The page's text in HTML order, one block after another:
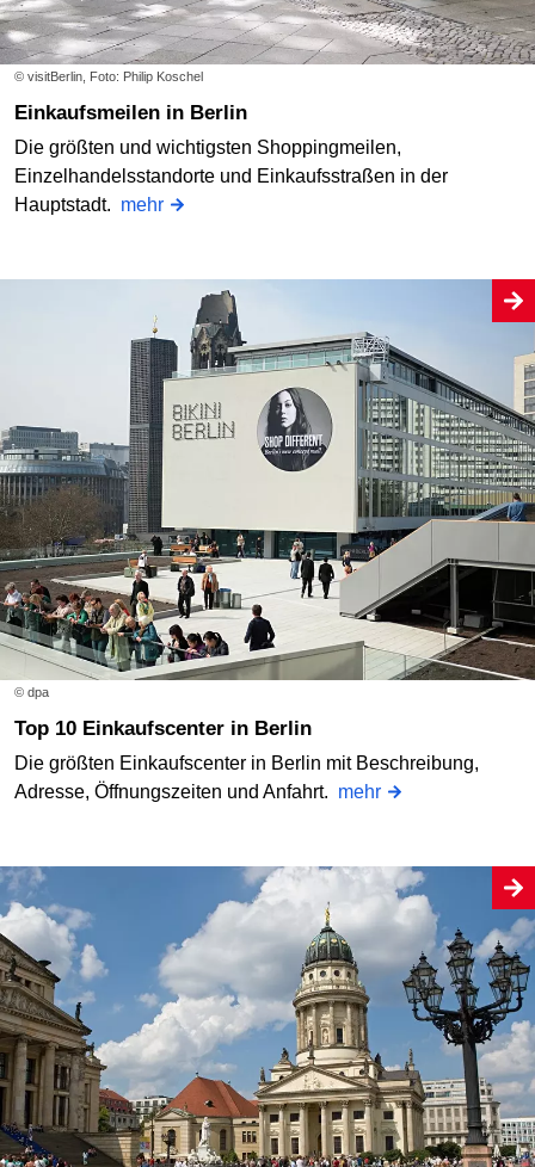
© visitBerlin, Foto: Philip Koschel
Einkaufsmeilen in Berlin
Die größten und wichtigsten Shoppingmeilen,
Einzelhandelsstandorte und Einkaufsstraßen in der
Hauptstadt. mehr
© dpa
Top 10 Einkaufscenter in Berlin
Die größten Einkaufscenter in Berlin mit Beschreibung,
Adresse, Öffnungszeiten und Anfahrt. mehr